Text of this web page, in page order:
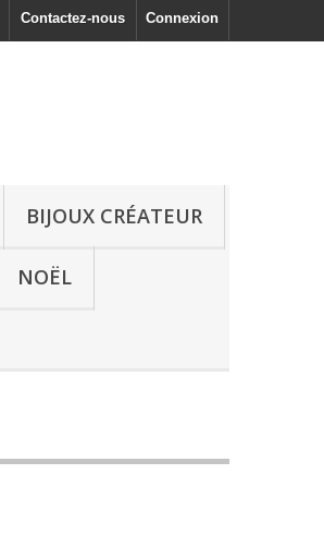
Connexion
Contactez-nous
BIJOUX CRÉATEUR
NOËL